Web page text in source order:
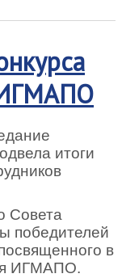
ИГМАПО
итоги
Совета
победителей
в
ИГМАПО.